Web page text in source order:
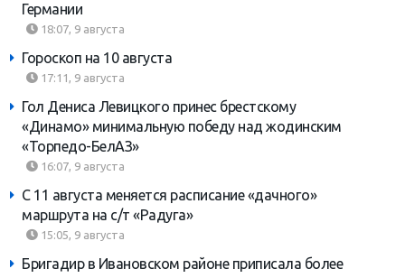
Германии
18:07, 9 августа
Гороскоп на 10 августа
17:11, 9 августа
Гол Дениса Левицкого принес брестскому
«Динамо» минимальную победу над жодинским
«Торпедо-БелАЗ»
16:07, 9 августа
С 11 августа меняется расписание «дачного»
маршрута на с/т «Радуга»
15:05, 9 августа
Бригадир в Ивановском районе приписала более